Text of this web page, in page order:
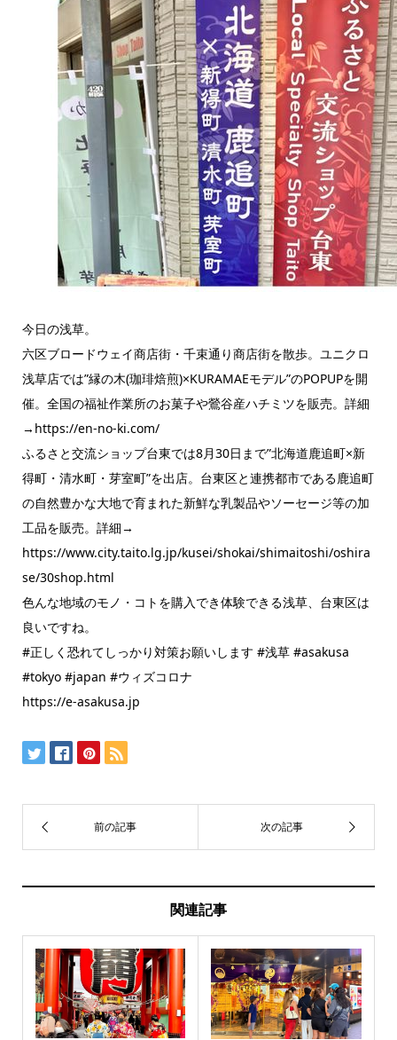
今日の浅草。
六区ブロードウェイ商店街・千束通り商店街を散歩。ユニクロ
浅草店では”縁の木(珈琲焙煎)×KURAMAEモデル”のPOPUPを開
催。全国の福祉作業所のお菓子や鶯谷産ハチミツを販売。詳細
→https://en-no-ki.com/
ふるさと交流ショップ台東では8月30日まで”北海道鹿追町×新
得町・清水町・芽室町”を出店。台東区と連携都市である鹿追町
の自然豊かな大地で育まれた新鮮な乳製品やソーセージ等の加
工品を販売。詳細→
https://www.city.taito.lg.jp/kusei/shokai/shimaitoshi/oshira
se/30shop.html
色んな地域のモノ・コトを購入でき体験できる浅草、台東区は
良いですね。
#正しく恐れてしっかり対策お願いします #浅草 #asakusa
#tokyo #japan #ウィズコロナ
https://e-asakusa.jp
関連記事